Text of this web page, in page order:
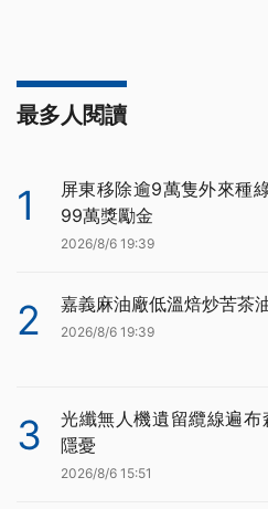
最多人閱讀
1
屏東移除逾9萬隻外來種
99萬獎勵金
2026/8/6 19:39
2 嘉義麻油廠低溫焙炒苦茶
2026/8/6 19:39
3
光纖無人機遺留纜線遍
隱憂
2026/8/6 15:51